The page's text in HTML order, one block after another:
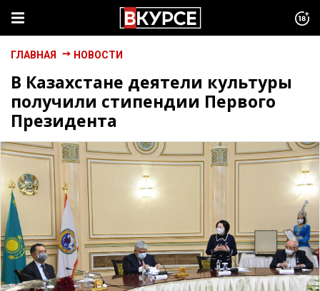
ГЛАВНАЯ НОВОСТИ
В Казахстане деятели культуры
получили стипендии Первого
Президента